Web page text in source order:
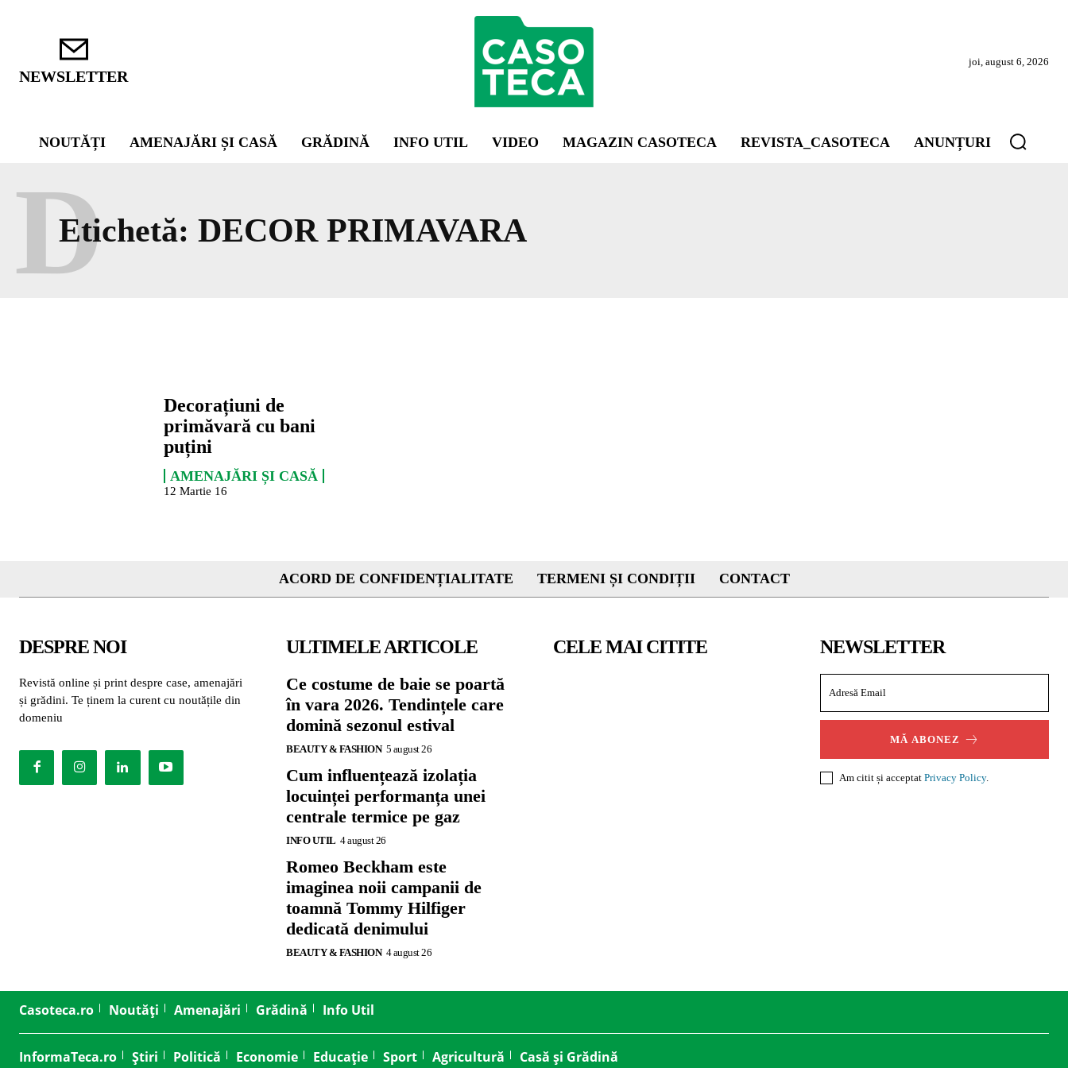
NEWSLETTER
joi, august 6, 2026
NOUTĂȚI AMENAJĂRI ȘI CASĂ GRĂDINĂ INFO UTIL VIDEO MAGAZIN CASOTECA REVISTA_CASOTECA ANUNȚURI
Etichetă: DECOR PRIMAVARA
D
Decorațiuni de
primăvară cu bani
puțini
AMENAJĂRI ȘI CASĂ
12 Martie 16
ACORD DE CONFIDENȚIALITATE TERMENI ȘI CONDIȚII CONTACT
DESPRE NOI
Revistă online și print despre case, amenajări
și grădini. Te ținem la curent cu noutățile din
domeniu
ULTIMELE ARTICOLE
Ce costume de baie se poartă
în vara 2026. Tendințele care
domină sezonul estival
BEAUTY & FASHION 5 august 26
Cum influențează izolația
locuinței performanța unei
centrale termice pe gaz
INFO UTIL 4 august 26
Romeo Beckham este
imaginea noii campanii de
toamnă Tommy Hilfiger
dedicată denimului
BEAUTY & FASHION 4 august 26
CELE MAI CITITE NEWSLETTER
MĂ ABONEZ
Am citit și acceptat Privacy Policy.
Casoteca.ro Noutăți Amenajări Grădină Info Util
InformaTeca.ro Știri Politică Economie Educație Sport Agricultură Casă și Grădină